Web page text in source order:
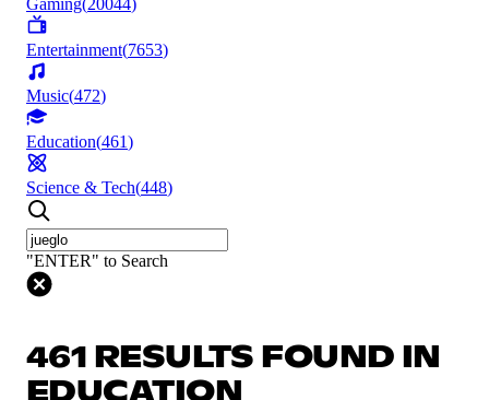
Gaming(20044)
Entertainment(7653)
Music(472)
Education(461)
Science & Tech(448)
"ENTER" to Search
461 RESULTS FOUND IN
EDUCATION